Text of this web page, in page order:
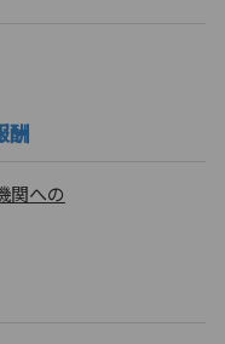
酬
関への